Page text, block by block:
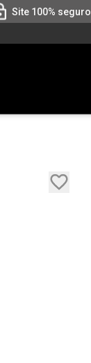
Site 100% seguro